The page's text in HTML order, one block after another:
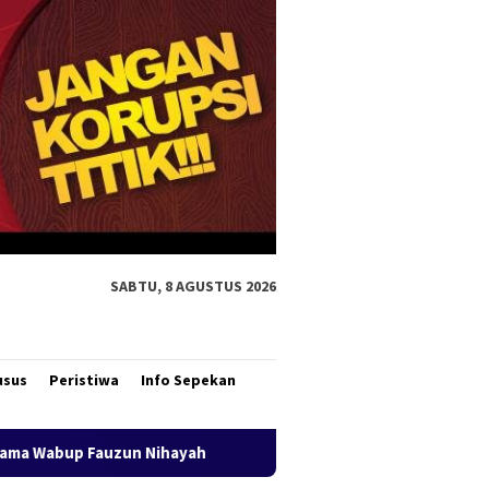
SABTU, 8 AGUSTUS 2026
Peristiwa Info Sepekan
Buka Karnaval Pembangunan, Bupati Merauke Ajak